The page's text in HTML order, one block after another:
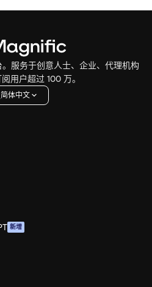
服务于创意人士、企业、代理机构
用户超过 100 万。
简体中文
新增